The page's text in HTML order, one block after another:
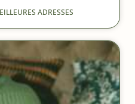
ADRESSES